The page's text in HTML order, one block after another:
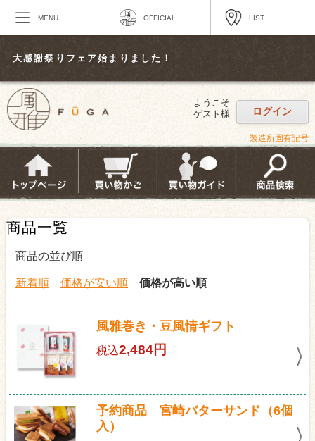
MENU OFFICIAL LIST
大感謝祭りフェア始まりました！
ようこそ
ゲスト様
ログイン
製造所固有記号
商品一覧
商品の並び順
新着順 価格が安い順 価格が高い順
風雅巻き・豆風情ギフト
税込2,484円
予約商品 宮崎バターサンド（6個
入）